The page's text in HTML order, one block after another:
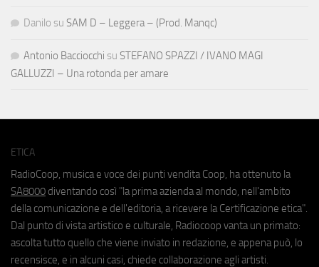
Danilo su SAM D – Leggera – (Prod. Manqc)
Antonio Bacciocchi su STEFANO SPAZZI / IVANO MAGI
GALLUZZI – Una rotonda per amare
ETICA
RadioCoop, musica e voce dei punti vendita Coop, ha ottenuto la
SA8000 diventando così "la prima azienda al mondo, nell'ambito
della comunicazione e dell'editoria, a ricevere la Certificazione etica".
Dal punto di vista artistico e culturale, Radiocoop vanta un primato:
ascolta tutto quello che viene inviato in redazione, e appena può, lo
recensisce, e in alcuni casi, chiede collaborazione agli artisti.